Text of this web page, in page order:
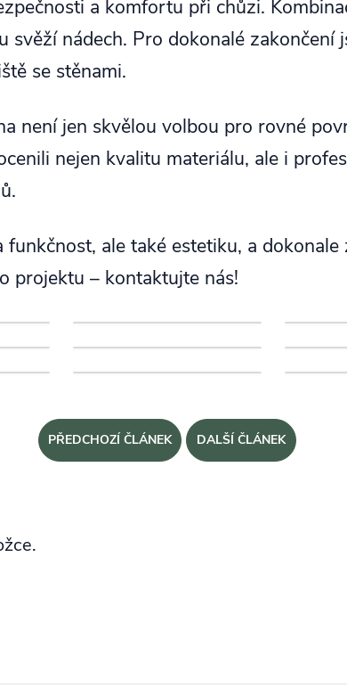
a komfortu při chůzi.
nádech. Pro dokonalé zakončení
se stěnami.
není jen skvělou volbou pro rovné
nejen kvalitu materiálu, ale i
ale také estetiku, a
projektu – kontaktujte nás!
PŘEDCHOZÍ ČLÁNEK DALŠÍ ČLÁNEK